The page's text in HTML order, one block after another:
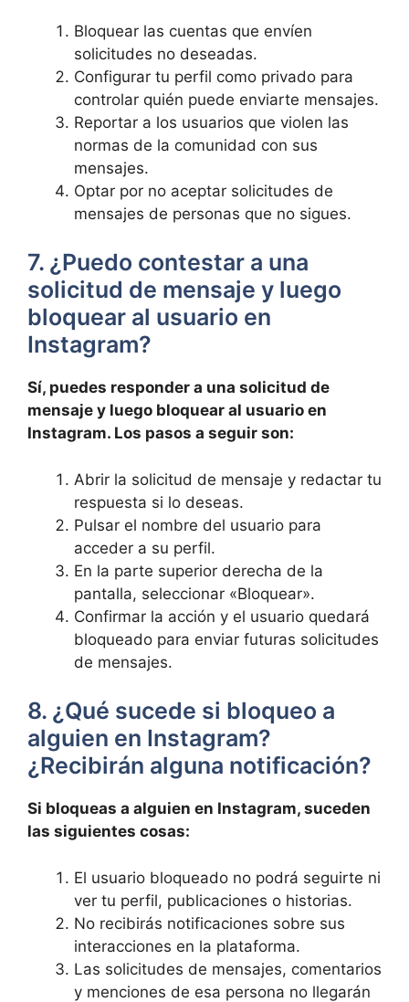
Bloquear las⁣ cuentas que envíen
solicitudes no deseadas.
Configurar tu perfil como privado para
controlar⁤ quién puede enviarte mensajes.
Reportar a los usuarios‌ que ​violen las
normas ⁣de la⁤ comunidad con sus
mensajes.
Optar por no aceptar solicitudes de
mensajes de personas que no ‌sigues.
7. ¿Puedo‍ contestar a una
solicitud de mensaje y luego
bloquear al usuario en
Instagram?
Sí, puedes responder a‌ una solicitud de
mensaje ⁢y luego bloquear al usuario⁤ en
Instagram. Los ⁣pasos a seguir son:
Abrir la solicitud de mensaje y redactar ​tu
respuesta si lo deseas.
Pulsar el nombre del usuario para
‍acceder a su ‍perfil.
En la parte superior ⁤derecha de ⁢la
pantalla, seleccionar «Bloquear».
Confirmar la⁢ acción⁤ y el usuario‍ quedará
bloqueado para enviar futuras solicitudes
de mensajes.
8. ¿Qué sucede si bloqueo a
alguien⁤ en‍ Instagram?
¿Recibirán alguna notificación?
Si bloqueas a alguien en Instagram, suceden
las siguientes cosas:
El‍ usuario bloqueado no podrá ‍seguirte ni
ver tu perfil, publicaciones o historias.
No recibirás notificaciones sobre sus
interacciones en la plataforma.
Las solicitudes de mensajes, comentarios
⁢y menciones de esa persona no llegarán